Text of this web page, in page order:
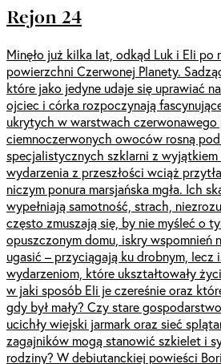
Rejon 24
Minęło już kilka lat, odkąd Luk i Eli po
powierzchni Czerwonej Planety.
które jako jedyne udaje się uprawiać
ojciec i córka rozpoczynają
ukrytych w warstwach czerwonawego
ciemnoczerwonych owoców rosną
specjalistycznych szklarni z wyjątkiem
wydarzenia z przeszłości wciąż
niczym ponura marsjańska mgła. Ich
wypełniają samotność, strach,
często zmuszają się, by nie myśleć o
opuszczonym domu, iskry wspomnień
ugasić – przyciągają ku drobnym, lecz
wydarzeniom, które ukształtowały
w jaki sposób Eli je czereśnie oraz
gdy był mały? Czy stare
ucichły wiejski jarmark oraz sieć
zagajników mogą stanowić szkielet i
rodziny? W debiutanckiej powieści